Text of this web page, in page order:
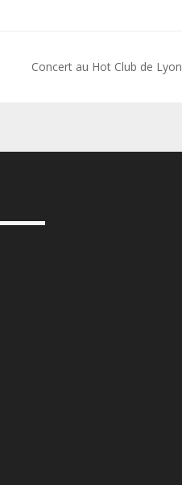
Concert au Hot Club de Lyon